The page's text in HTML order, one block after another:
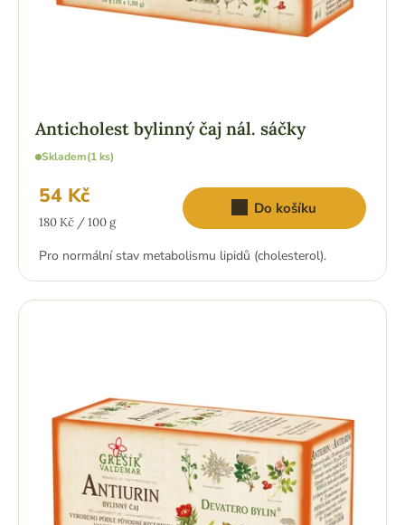
Anticholest bylinný čaj nál. sáčky
Skladem(1 ks)
54 Kč
Měrná
180 Kč / 100 g
Do košíku
Pro normální stav metabolismu lipidů (cholesterol).